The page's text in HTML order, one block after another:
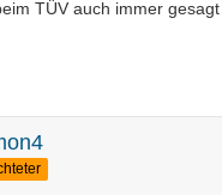
TÜV auch immer